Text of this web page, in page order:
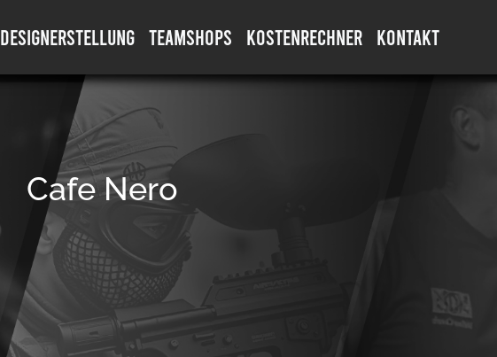
DESIGNERSTELLUNG TEAMSHOPS KOSTENRECHNER KONTAKT
Cafe Nero